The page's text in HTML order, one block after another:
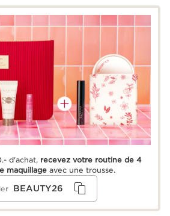
d'achat, recevez votre routine de 4
maquillage avec une trousse.
BEAUTY26